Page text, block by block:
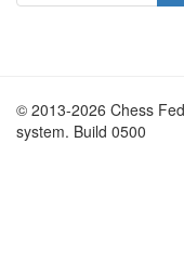
© 2013-2026 Chess
system. Build 0500